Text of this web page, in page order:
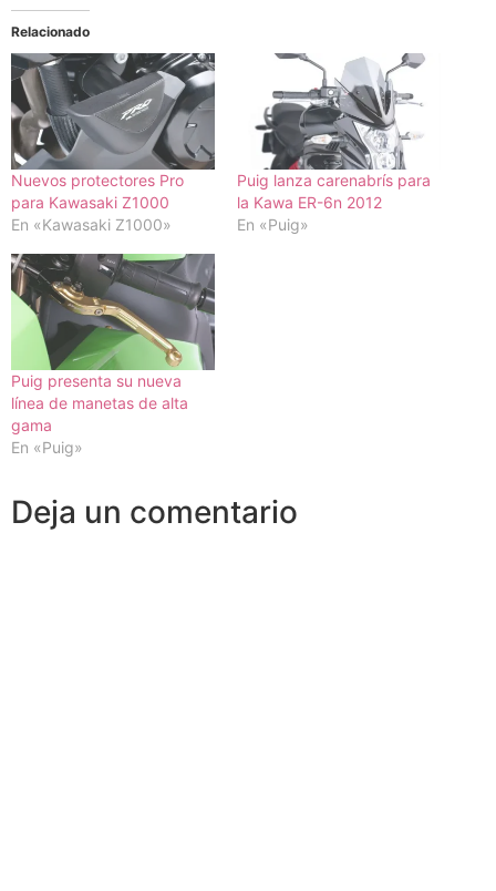
Relacionado
Nuevos protectores Pro
para Kawasaki Z1000
En «Kawasaki Z1000»
Puig lanza carenabrís para
la Kawa ER-6n 2012
En «Puig»
Puig presenta su nueva
línea de manetas de alta
gama
En «Puig»
Deja un comentario